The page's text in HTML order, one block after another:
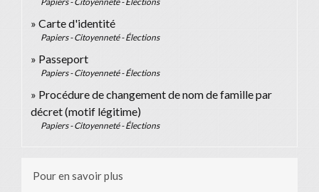
Carte d'identité
Papiers - Citoyenneté - Élections
Passeport
Papiers - Citoyenneté - Élections
Procédure de changement de nom de famille par
décret (motif légitime)
Papiers - Citoyenneté - Élections
Pour en savoir plus